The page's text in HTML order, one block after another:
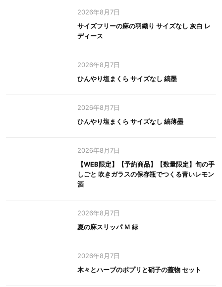
2026年8月7日
サイズフリーの麻の羽織り サイズなし 灰白 レ
ディース
2026年8月7日
ひんやり塩まくら サイズなし 縞墨
2026年8月7日
ひんやり塩まくら サイズなし 縞薄墨
2026年8月7日
【WEB限定】【予約商品】【数量限定】旬の手
しごと 吹きガラスの保存瓶でつくる青いレモン
酒
2026年8月7日
夏の麻スリッパ Ｍ 緑
2026年8月7日
木々とハーブのポプリと硝子の蓋物 セット